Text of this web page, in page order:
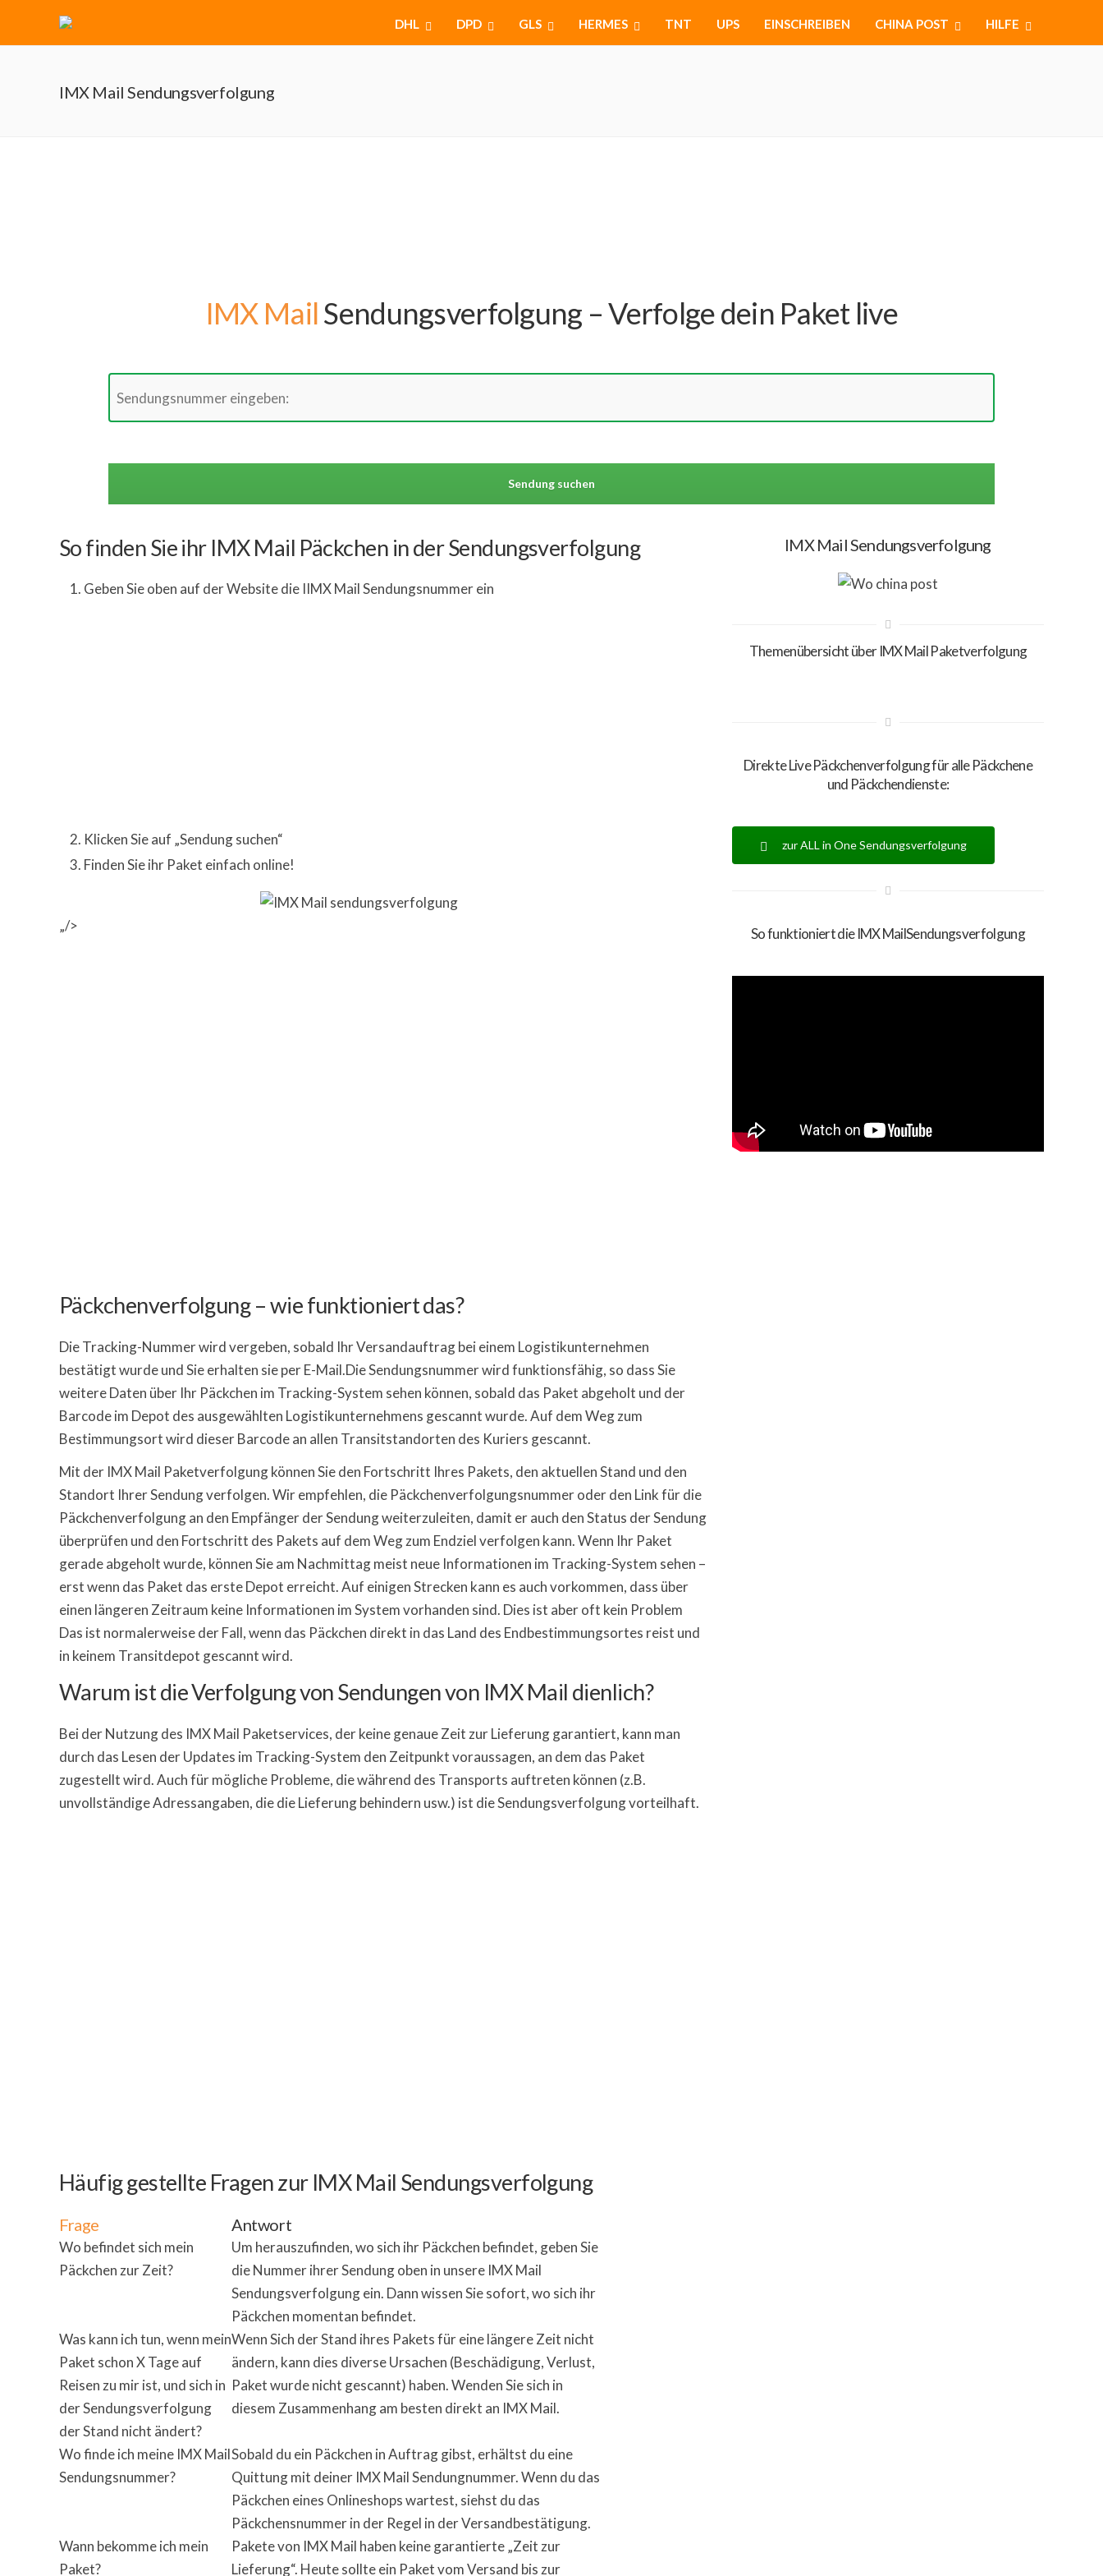
DHL DPD GLS HERMES TNT UPS EINSCHREIBEN CHINA POST HILFE
IMX Mail Sendungsverfolgung
IMX MailSendungsverfolgung – Verfolge dein Paket live
So finden Sie ihr IMX Mail Päckchen in der Sendungsverfolgung
Geben Sie oben auf der Website die IIMX Mail Sendungsnummer ein
Klicken Sie auf „Sendung suchen“
Finden Sie ihr Paket einfach online!
„/>
Päckchenverfolgung – wie funktioniert das?
Die Tracking-Nummer wird vergeben, sobald Ihr Versandauftrag bei einem Logistikunternehmen
bestätigt wurde und Sie erhalten sie per E-Mail.Die Sendungsnummer wird funktionsfähig, so dass Sie
weitere Daten über Ihr Päckchen im Tracking-System sehen können, sobald das Paket abgeholt und der
Barcode im Depot des ausgewählten Logistikunternehmens gescannt wurde. Auf dem Weg zum
Bestimmungsort wird dieser Barcode an allen Transitstandorten des Kuriers gescannt.
Mit der IMX Mail Paketverfolgung können Sie den Fortschritt Ihres Pakets, den aktuellen Stand und den
Standort Ihrer Sendung verfolgen. Wir empfehlen, die Päckchenverfolgungsnummer oder den Link für die
Päckchenverfolgung an den Empfänger der Sendung weiterzuleiten, damit er auch den Status der Sendung
überprüfen und den Fortschritt des Pakets auf dem Weg zum Endziel verfolgen kann. Wenn Ihr Paket
gerade abgeholt wurde, können Sie am Nachmittag meist neue Informationen im Tracking-System sehen –
erst wenn das Paket das erste Depot erreicht. Auf einigen Strecken kann es auch vorkommen, dass über
einen längeren Zeitraum keine Informationen im System vorhanden sind. Dies ist aber oft kein Problem
Das ist normalerweise der Fall, wenn das Päckchen direkt in das Land des Endbestimmungsortes reist und
in keinem Transitdepot gescannt wird.
Warum ist die Verfolgung von Sendungen von IMX Mail dienlich?
Bei der Nutzung des IMX Mail Paketservices, der keine genaue Zeit zur Lieferung garantiert, kann man
durch das Lesen der Updates im Tracking-System den Zeitpunkt voraussagen, an dem das Paket
zugestellt wird. Auch für mögliche Probleme, die während des Transports auftreten können (z.B.
unvollständige Adressangaben, die die Lieferung behindern usw.) ist die Sendungsverfolgung vorteilhaft.
Häufig gestellte Fragen zur IMX Mail Sendungsverfolgung
Frage Antwort
Wo befindet sich mein
Päckchen zur Zeit?
Um herauszufinden, wo sich ihr Päckchen befindet, geben Sie
die Nummer ihrer Sendung oben in unsere IMX Mail
Sendungsverfolgung ein. Dann wissen Sie sofort, wo sich ihr
Päckchen momentan befindet.
Was kann ich tun, wenn mein
Paket schon X Tage auf
Reisen zu mir ist, und sich in
der Sendungsverfolgung
der Stand nicht ändert?
Wenn Sich der Stand ihres Pakets für eine längere Zeit nicht
ändern, kann dies diverse Ursachen (Beschädigung, Verlust,
Paket wurde nicht gescannt) haben. Wenden Sie sich in
diesem Zusammenhang am besten direkt an IMX Mail.
Wo finde ich meine IMX Mail
Sendungsnummer?
Sobald du ein Päckchen in Auftrag gibst, erhältst du eine
Quittung mit deiner IMX Mail Sendungnummer. Wenn du das
Päckchen eines Onlineshops wartest, siehst du das
Päckchensnummer in der Regel in der Versandbestätigung.
Wann bekomme ich mein
Paket?
Pakete von IMX Mail haben keine garantierte „Zeit zur
Lieferung“. Heute sollte ein Paket vom Versand bis zur
IMX Mail Sendungsverfolgung
Themenübersicht über IMX Mail Paketverfolgung
Direkte Live Päckchenverfolgung für alle Päckchene
und Päckchendienste:
zur ALL in One Sendungsverfolgung
So funktioniert die IMX MailSendungsverfolgung